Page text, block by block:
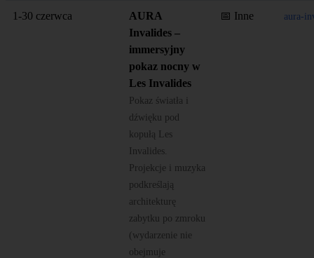
1-30 czerwca
AURA
Invalides –
immersyjny
pokaz nocny w
Les Invalides
Pokaz światła i
dźwięku pod
kopułą Les
Invalides.
Projekcje i muzyka
podkreślają
architekturę
zabytku po zmroku
(wydarzenie nie
obejmuje
📅 Inne aura-